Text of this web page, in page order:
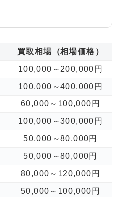
買取相場（相場価格）
100,000～200,000円
100,000～400,000円
60,000～100,000円
100,000～300,000円
50,000～80,000円
50,000～80,000円
80,000～120,000円
50,000～100,000円